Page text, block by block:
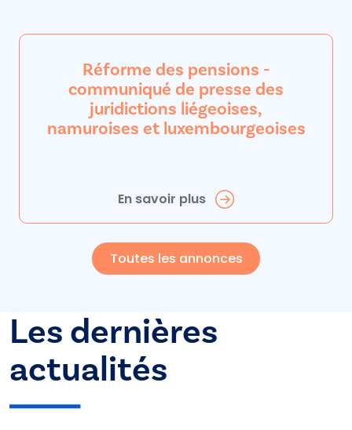
Réforme des pensions -
communiqué de presse des
juridictions liégeoises,
namuroises et luxembourgeoises
En savoir plus
Toutes les annonces
Les dernières
actualités